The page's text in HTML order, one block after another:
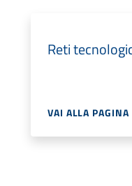
Reti
VAI ALLA PAGINA